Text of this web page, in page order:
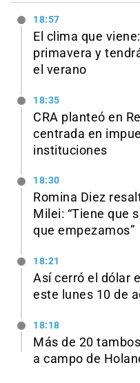
18:57
El clima que
primavera y
el verano
18:35
CRA planteó en
centrada en
instituciones
18:30
Romina Diez
Milei: “Tiene que
que empezamos”
18:21
Así cerró el dólar
este lunes 10 de
18:18
Más de 20
a campo de